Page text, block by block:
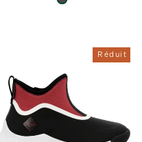
Réduit